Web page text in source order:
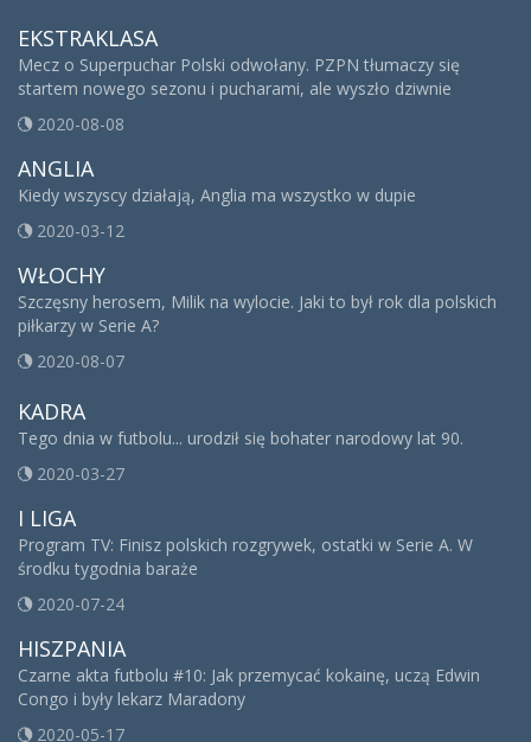
EKSTRAKLASA
Mecz o Superpuchar Polski odwołany. PZPN tłumaczy się
startem nowego sezonu i pucharami, ale wyszło dziwnie
2020-08-08
ANGLIA
Kiedy wszyscy działają, Anglia ma wszystko w dupie
2020-03-12
WŁOCHY
Szczęsny herosem, Milik na wylocie. Jaki to był rok dla polskich
piłkarzy w Serie A?
2020-08-07
KADRA
Tego dnia w futbolu... urodził się bohater narodowy lat 90.
2020-03-27
I LIGA
Program TV: Finisz polskich rozgrywek, ostatki w Serie A. W
środku tygodnia baraże
2020-07-24
HISZPANIA
Czarne akta futbolu #10: Jak przemycać kokainę, uczą Edwin
Congo i były lekarz Maradony
2020-05-17